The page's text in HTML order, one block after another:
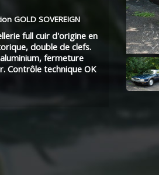
GOLD SOVEREIGN
full cuir d'origine en
double de clefs.
fermeture
Contrôle technique OK